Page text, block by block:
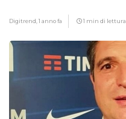
Digitrend,1 anno fa 1 min di lettura